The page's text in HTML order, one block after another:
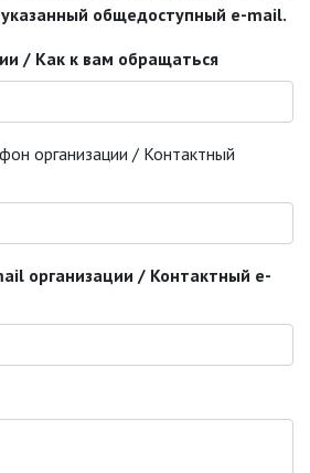
ЗАЯВКА
общедоступный e-mail.
/ Как к вам обращаться
организации / Контактный
организации / Контактный e-